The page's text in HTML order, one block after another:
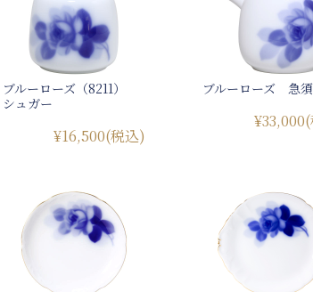
ブルーローズ（8211）
シュガー
¥16,500(税込)
ブルーローズ 急須
¥33,000